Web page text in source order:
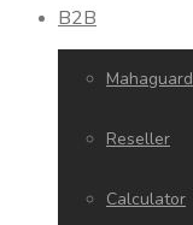
B2B
Mahaguard
Reseller
Calculator